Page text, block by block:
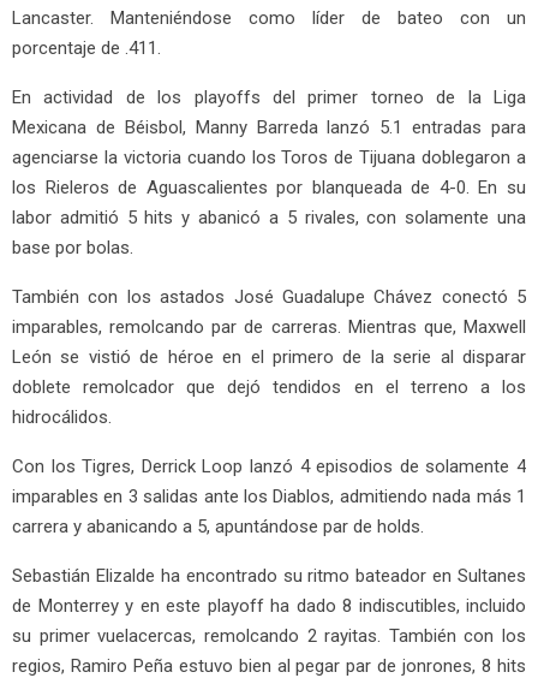
Lancaster. Manteniéndose como líder de bateo con un
porcentaje de .411.
En actividad de los playoffs del primer torneo de la Liga
Mexicana de Béisbol, Manny Barreda lanzó 5.1 entradas para
agenciarse la victoria cuando los Toros de Tijuana doblegaron a
los Rieleros de Aguascalientes por blanqueada de 4-0. En su
labor admitió 5 hits y abanicó a 5 rivales, con solamente una
base por bolas.
También con los astados José Guadalupe Chávez conectó 5
imparables, remolcando par de carreras. Mientras que, Maxwell
León se vistió de héroe en el primero de la serie al disparar
doblete remolcador que dejó tendidos en el terreno a los
hidrocálidos.
Con los Tigres, Derrick Loop lanzó 4 episodios de solamente 4
imparables en 3 salidas ante los Diablos, admitiendo nada más 1
carrera y abanicando a 5, apuntándose par de holds.
Sebastián Elizalde ha encontrado su ritmo bateador en Sultanes
de Monterrey y en este playoff ha dado 8 indiscutibles, incluido
su primer vuelacercas, remolcando 2 rayitas. También con los
regios, Ramiro Peña estuvo bien al pegar par de jonrones, 8 hits